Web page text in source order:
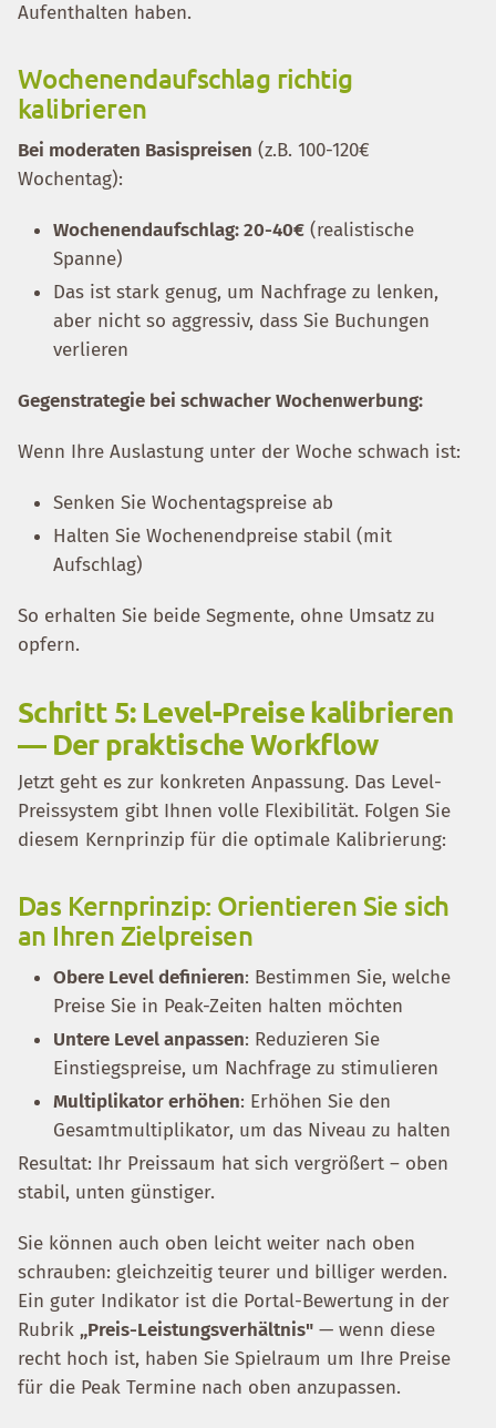
Aufenthalten haben.
Wochenendaufschlag richtig
kalibrieren
Bei moderaten Basispreisen (z.B. 100-120€
Wochentag):
Wochenendaufschlag: 20-40€ (realistische
Spanne)
Das ist stark genug, um Nachfrage zu lenken,
aber nicht so aggressiv, dass Sie Buchungen
verlieren
Gegenstrategie bei schwacher Wochenwerbung:
Wenn Ihre Auslastung unter der Woche schwach ist:
Senken Sie Wochentagspreise ab
Halten Sie Wochenendpreise stabil (mit
Aufschlag)
So erhalten Sie beide Segmente, ohne Umsatz zu
opfern.
Schritt 5: Level-Preise kalibrieren
— Der praktische Workflow
Jetzt geht es zur konkreten Anpassung. Das Level-
Preissystem gibt Ihnen volle Flexibilität. Folgen Sie
diesem Kernprinzip für die optimale Kalibrierung:
Das Kernprinzip: Orientieren Sie sich
an Ihren Zielpreisen
Obere Level definieren: Bestimmen Sie, welche
Preise Sie in Peak-Zeiten halten möchten
Untere Level anpassen: Reduzieren Sie
Einstiegspreise, um Nachfrage zu stimulieren
Multiplikator erhöhen: Erhöhen Sie den
Gesamtmultiplikator, um das Niveau zu halten
Resultat: Ihr Preissaum hat sich vergrößert – oben
stabil, unten günstiger.
Sie können auch oben leicht weiter nach oben
schrauben: gleichzeitig teurer und billiger werden.
Ein guter Indikator ist die Portal-Bewertung in der
Rubrik „Preis-Leistungsverhältnis" — wenn diese
recht hoch ist, haben Sie Spielraum um Ihre Preise
für die Peak Termine nach oben anzupassen.